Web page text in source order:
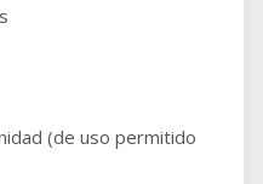
(de uso permitido